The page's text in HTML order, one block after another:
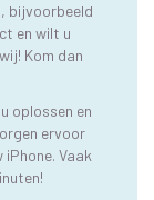
bijvoorbeeld
en wilt u
Kom dan
oplossen en
ervoor
Vaak